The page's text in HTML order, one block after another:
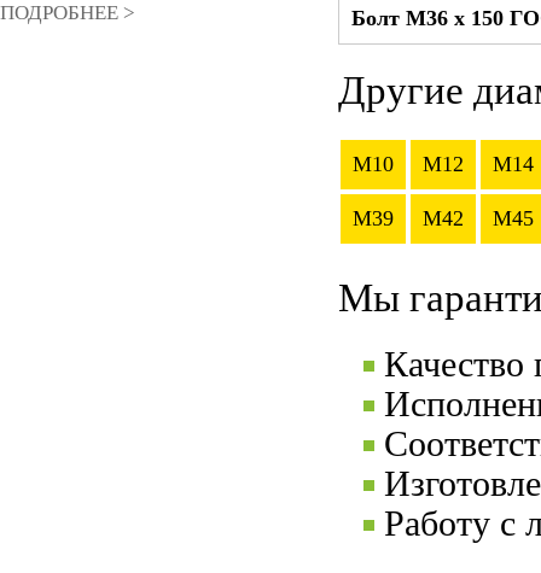
Болт М36 x 150
Другие
M10 M12 M14
M39 M42 M45
Мы
Качество
Работу с
ПОДРОБНЕЕ >